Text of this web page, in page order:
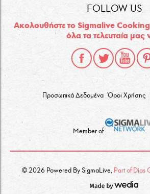
FOLLOW US
Ακολουθήστε το Sigmalive Cooking
όλα τα τελευταία μας
Προσωπικά Δεδομένα Όροι Χρήσης
Member of
© 2026 Powered By SigmaLive, Part of Dias